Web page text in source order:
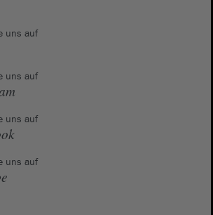
uns auf
uns auf
uns auf
uns auf